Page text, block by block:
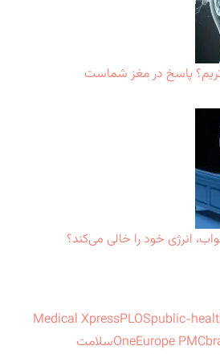
پاسخ در مغز شماست
انرژی خود را خالی می‌کند؟
Medical XpressPLOSpublic-
OneEurope PMC
سلامت